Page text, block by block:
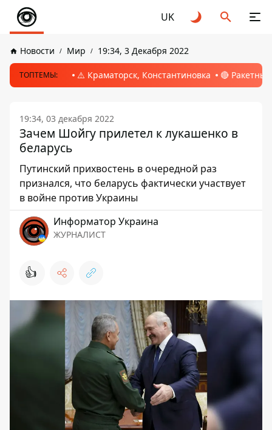
UK
Новости Мир 19:34, 3 Декабря 2022
ТОПТЕМЫ: ⚠️ Краматорск, Константиновка 🔴
19:34, 03 декабря 2022
Зачем Шойгу прилетел к лукашенко в
беларусь
Путинский прихвостень в очередной раз
признался, что беларусь фактически участвует
в войне против Украины
Информатор Украина
ЖУРНАЛИСТ
👍